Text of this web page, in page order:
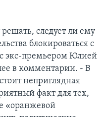
следует ли ему
блокироваться с
экс-премьером Юлией
в комментарии. - В
неприглядная
факт для тех,
«оранжевой